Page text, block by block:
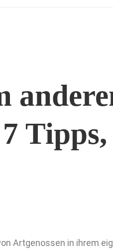
Tipps,
Artgenossen in ihrem